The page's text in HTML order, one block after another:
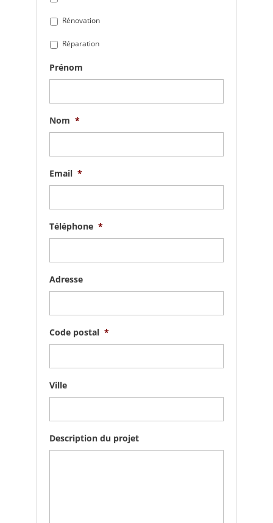
Rénovation
Réparation
Prénom
Nom *
Email *
Téléphone *
Adresse
Code postal *
Ville
Description du projet